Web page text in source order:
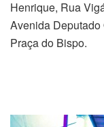
Henrique, Rua
Avenida
Praça do Bispo.